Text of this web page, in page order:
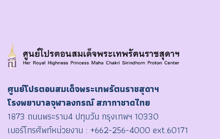
ศูนย์โปรตอนสมเด็จพระเทพรัตนราชสุดาฯ
โรงพยาบาลจุฬาลงกรณ์ สภากาชาดไทย
1873 ถนนพระราม4 ปทุมวัน กรุงเทพฯ 10330
เบอร์โทรศัพท์หน่วยงาน : +662-256-4000 ext.60171